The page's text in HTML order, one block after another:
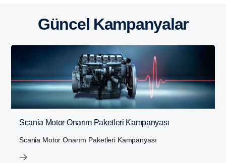
Güncel Kampanyalar
Scania Motor Onarım Paketleri Kampanyası
Scania Motor Onarım Paketleri Kampanyası